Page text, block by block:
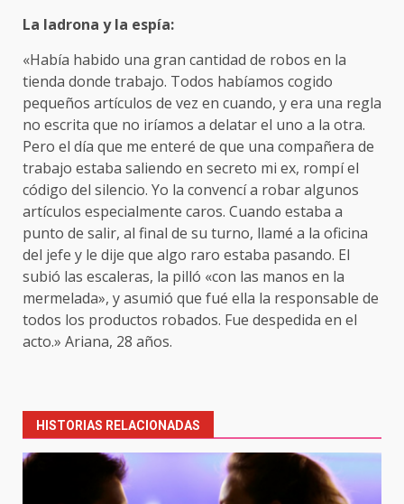
La ladrona y la espía:
«Había habido una gran cantidad de robos en la
tienda donde trabajo. Todos habíamos cogido
pequeños artículos de vez en cuando, y era una regla
no escrita que no iríamos a delatar el uno a la otra.
Pero el día que me enteré de que una compañera de
trabajo estaba saliendo en secreto mi ex, rompí el
código del silencio. Yo la convencí a robar algunos
artículos especialmente caros. Cuando estaba a
punto de salir, al final de su turno, llamé a la oficina
del jefe y le dije que algo raro estaba pasando. El
subió las escaleras, la pilló «con las manos en la
mermelada», y asumió que fué ella la responsable de
todos los productos robados. Fue despedida en el
acto.» Ariana, 28 años.
navigation
HISTORIAS RELACIONADAS